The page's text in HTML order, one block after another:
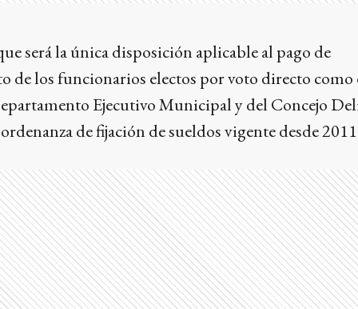
será la única disposición aplicable al pago de
de los funcionarios electos por voto directo como
Ejecutivo Municipal y del Concejo
de fijación de sueldos vigente desde